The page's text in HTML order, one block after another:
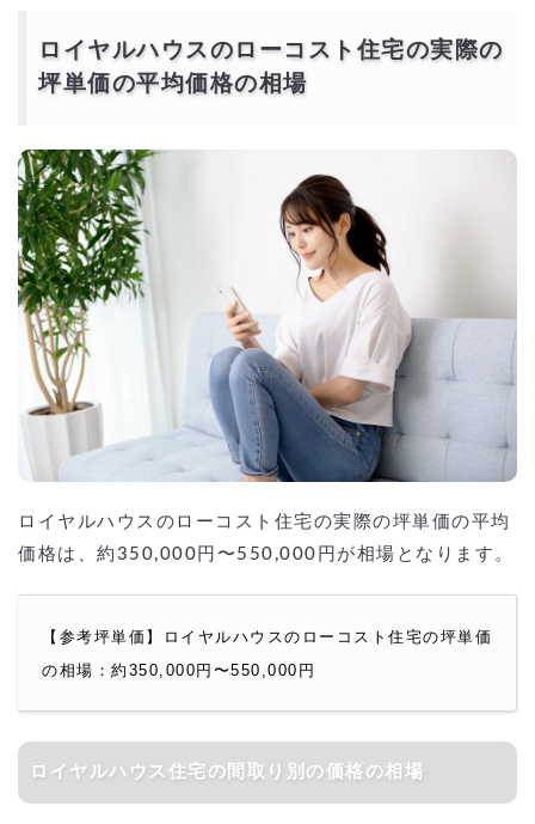
ロイヤルハウスのローコスト住宅の実際の
坪単価の平均価格の相場
ロイヤルハウスのローコスト住宅の実際の坪単価の平均
価格は、約350,000円〜550,000円が相場となります。
【参考坪単価】ロイヤルハウスのローコスト住宅の坪単価
の相場：約350,000円〜550,000円
ロイヤルハウス住宅の間取り別の価格の相場